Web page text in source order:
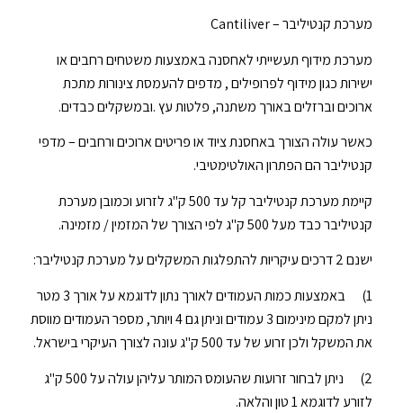
קנטיליבר
(קנטיליוור)
המתאימים
לפריטים
במשקל בינוני
כבד
מערכת קנטיליבר – Cantiliver
מערכת מידוף תעשייתי לאחסנה באמצעות משטחים רחבים או
ישירות כגון מידוף לפרופילים , מדפים להעמסת צינורות מתכת
ארוכים וברזלים באורך משתנה, פלטות עץ .ובמשקלים כבדים.
כאשר עולה הצורך באחסנת ציוד או פריטים ארוכים ורחבים – מדפי
קנטיליבר הם הפתרון האולטימטיבי.
קיימת מערכת קנטיליבר קל עד 500 ק"ג לזרוע וכמובן מערכת
קנטיליבר כבד מעל 500 ק"ג לפי הצורך של המזמין / מזמינה.
ישנם 2 דרכים עיקריות להתפלגות המשקלים על מערכת קנטיליבר:
1) באמצעות כמות העמודים לאורך נתון לדוגמא על אורך 3 מטר
ניתן למקם מינימום 3 עמודים וניתן גם 4 ויותר, מספר העמודים מווסת
את המשקל ולכן זרוע של עד 500 ק"ג עונה לצורך העיקרי בישראל.
2) ניתן לבחור זרועות שהעומס המותר עליהן עולה על 500 ק"ג
לזורע לדוגמא 1 טון והלאה.